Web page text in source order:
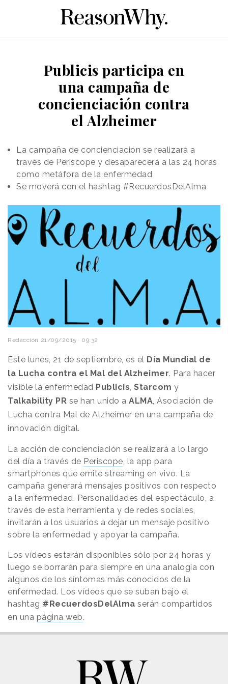
Publicis participa en
una campaña de
concienciación contra
el Alzheimer
La campaña de concienciación se realizará a
través de Periscope y desaparecerá a las 24 horas
como metáfora de la enfermedad
Se moverá con el hashtag #RecuerdosDelAlma
Redacción 21/09/2015 · 09:32
Este lunes, 21 de septiembre, es el Día Mundial de
la Lucha contra el Mal del Alzheimer. Para hacer
visible la enfermedad Publicis, Starcom y
Talkability PR se han unido a ALMA, Asociación de
Lucha contra Mal de Alzheimer en una campaña de
innovación digital.
La acción de concienciación se realizará a lo largo
del día a través de Periscope, la app para
smartphones que emite streaming en vivo. La
campaña generará mensajes positivos con respecto
a la enfermedad. Personalidades del espectáculo, a
través de esta herramienta y de redes sociales,
invitarán a los usuarios a dejar un mensaje positivo
sobre la enfermedad y apoyar la campaña.
Los vídeos estarán disponibles sólo por 24 horas y
luego se borrarán para siempre en una analogía con
algunos de los síntomas más conocidos de la
enfermedad. Los vídeos que se suban bajo el
hashtag #RecuerdosDelAlma serán compartidos
en una página web.